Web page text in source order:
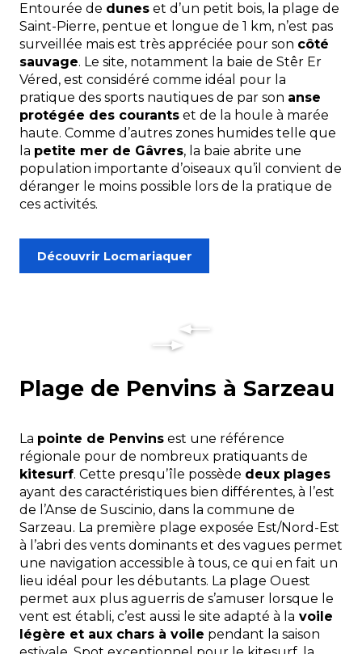
Entourée de dunes et d’un petit bois, la plage de
Saint-Pierre, pentue et longue de 1 km, n’est pas
surveillée mais est très appréciée pour son côté
sauvage. Le site, notamment la baie de Stêr Er
Véred, est considéré comme idéal pour la
pratique des sports nautiques de par son anse
protégée des courants et de la houle à marée
haute. Comme d’autres zones humides telle que
la petite mer de Gâvres, la baie abrite une
population importante d’oiseaux qu’il convient de
déranger le moins possible lors de la pratique de
ces activités.
Découvrir Locmariaquer
Plage de Penvins à Sarzeau
La pointe de Penvins est une référence
régionale pour de nombreux pratiquants de
kitesurf. Cette presquʼîle possède deux plages
ayant des caractéristiques bien différentes, à l’est
de l’Anse de Suscinio, dans la commune de
Sarzeau. La première plage exposée Est/Nord-Est
à l’abri des vents dominants et des vagues permet
une navigation accessible à tous, ce qui en fait un
lieu idéal pour les débutants. La plage Ouest
permet aux plus aguerris de s’amuser lorsque le
vent est établi, c’est aussi le site adapté à la voile
légère et aux chars à voile pendant la saison